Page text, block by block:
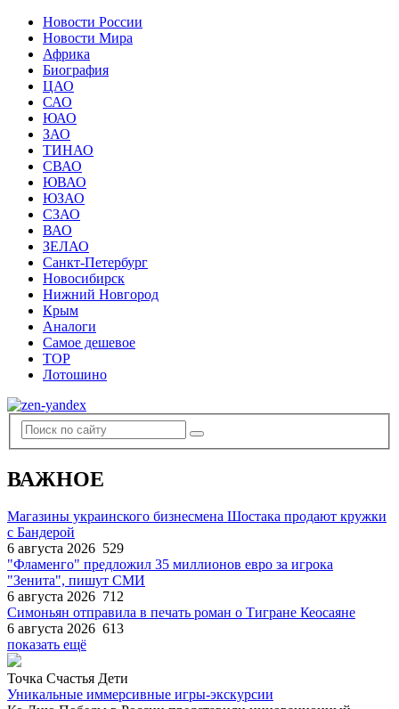
Новости России
Новости Мира
Африка
Биография
ЦАО
САО
ЮАО
ЗАО
ТИНАО
СВАО
ЮВАО
ЮЗАО
СЗАО
ВАО
ЗЕЛАО
Санкт-Петербург
Новосибирск
Нижний Новгород
Крым
Аналоги
Самое дешевое
TOP
Лотошино
ВАЖНОЕ
Магазины украинского бизнесмена Шостака продают кружки
с Бандерой
6 августа 2026 529
"Фламенго" предложил 35 миллионов евро за игрока
"Зенита", пишут СМИ
6 августа 2026 712
Симоньян отправила в печать роман о Тигране Кеосаяне
6 августа 2026 613
показать ещё
Точка Счастья Дети
Уникальные иммерсивные игры-экскурсии